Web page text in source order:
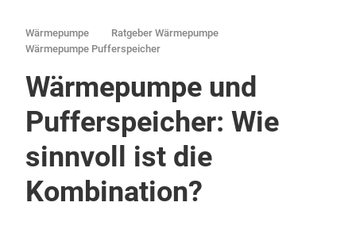
Wärmepumpe
Ratgeber Wärmepumpe
Wärmepumpe Pufferspeicher
Wärmepumpe und
Pufferspeicher: Wie
sinnvoll ist die
Kombination?